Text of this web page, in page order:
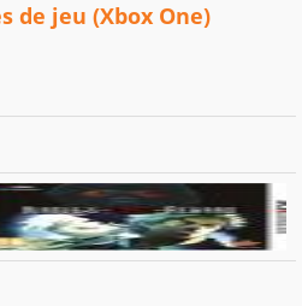
de jeu (Xbox One)